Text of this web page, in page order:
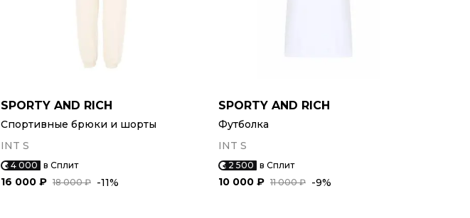
SPORTY AND RICH
Спортивные брюки и шорты
INT S
4 000 в Сплит
18 000 ₽
16 000 ₽ -11%
SPORTY AND RICH
Футболка
INT S
2 500 в Сплит
11 000 ₽
10 000 ₽ -9%